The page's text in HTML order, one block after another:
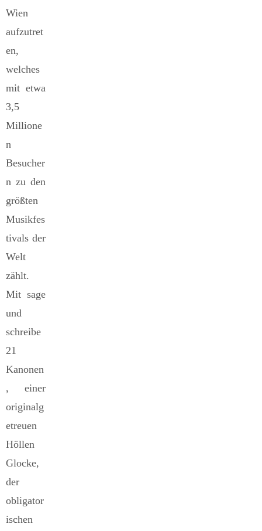
Wien
aufzutret
en,
welches
mit etwa
3,5
Millione
n
Besucher
n zu den
größten
Musikfes
tivals der
Welt
zählt.
Mit sage
und
schreibe
21
Kanonen
, einer
originalg
etreuen
Höllen
Glocke,
der
obligator
ischen